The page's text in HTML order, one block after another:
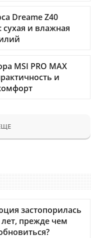
Dreame Z40
сухая и влажная
MSI PRO MAX
и
застопорилась
прежде чем